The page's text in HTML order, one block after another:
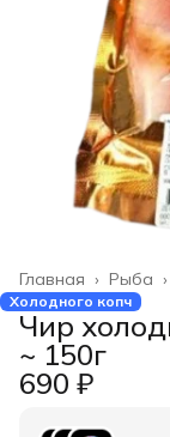
Рыба ›
Главная ›
Холодного копч
Чир
~ 150г
690 ₽